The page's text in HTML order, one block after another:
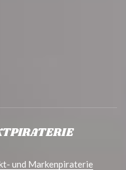
und Markenpiraterie